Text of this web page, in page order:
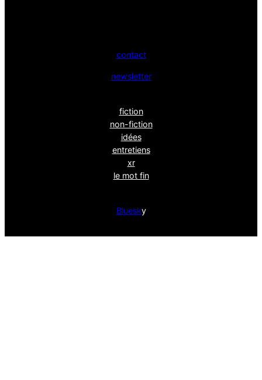
contact
newsletter
fiction
non-fiction
idées
entretiens
xr
le mot fin
Bluesky